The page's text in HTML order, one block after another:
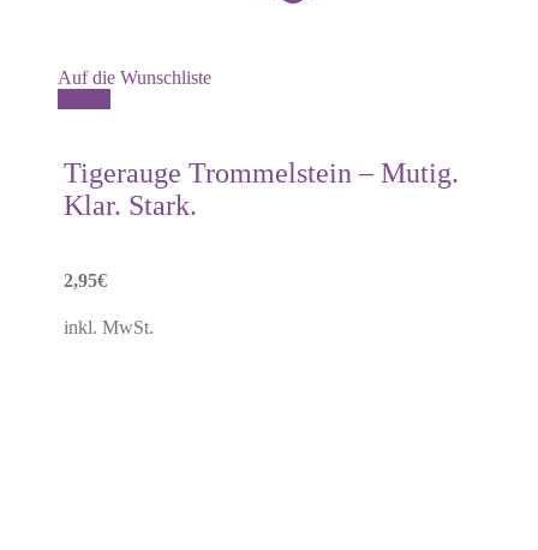
Auf die Wunschliste
Tigerauge Trommelstein – Mutig.
Klar. Stark.
2,95€
inkl. MwSt.